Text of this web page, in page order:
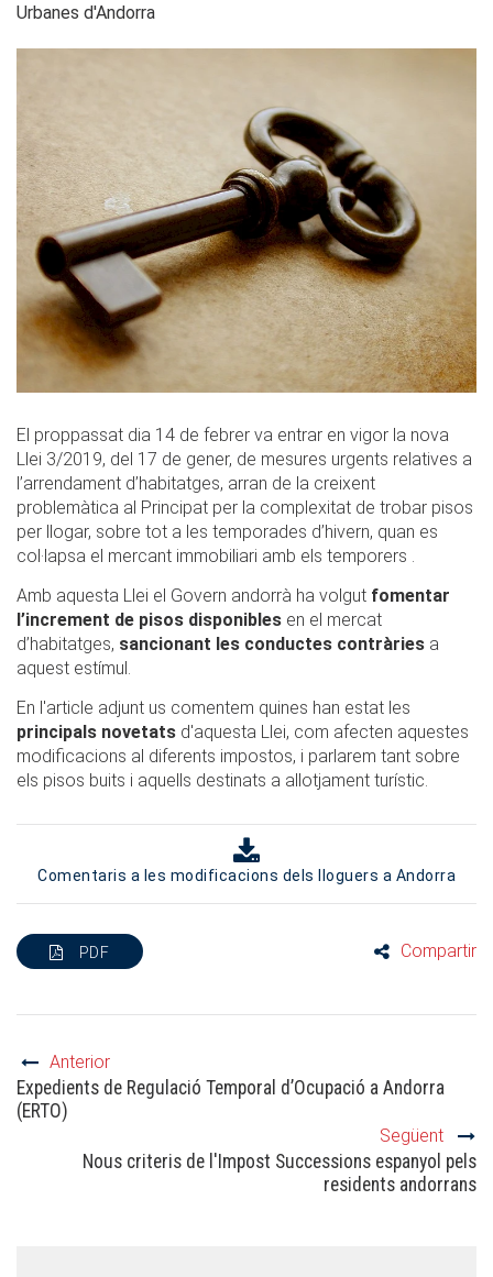
Urbanes d'Andorra
El proppassat dia 14 de febrer va entrar en vigor la nova
Llei 3/2019, del 17 de gener, de mesures urgents relatives a
l’arrendament d’habitatges, arran de la creixent
problemàtica al Principat per la complexitat de trobar pisos
per llogar, sobre tot a les temporades d’hivern, quan es
col·lapsa el mercant immobiliari amb els temporers .
Amb aquesta Llei el Govern andorrà ha volgut fomentar
l’increment de pisos disponibles en el mercat
d’habitatges, sancionant les conductes contràries a
aquest estímul.
En l'article adjunt us comentem quines han estat les
principals novetats d'aquesta Llei, com afecten aquestes
modificacions al diferents impostos, i parlarem tant sobre
els pisos buits i aquells destinats a allotjament turístic.
Comentaris a les modificacions dels lloguers a Andorra
PDF Compartir
Anterior
Expedients de Regulació Temporal d’Ocupació a Andorra
(ERTO)
Següent
Nous criteris de l'Impost Successions espanyol pels
residents andorrans